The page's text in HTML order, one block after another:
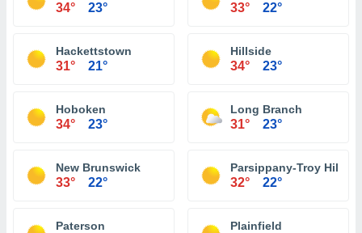
34° 23° 33° 22°
Hackettstown
31° 21°
Hillside
34° 23°
Hoboken
34° 23°
Long Branch
31° 23°
New Brunswick
33° 22°
Parsippany-Troy Hills
32° 22°
Paterson Plainfield